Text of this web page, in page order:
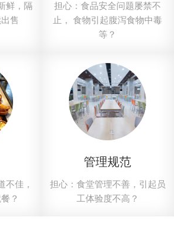
鲜，隔
售
担心：食品安全问题屡禁不
止， 食物引起腹泻食物中毒
等？
不佳，
？
管理规范
担心：食堂管理不善，引起员
工体验度不高？